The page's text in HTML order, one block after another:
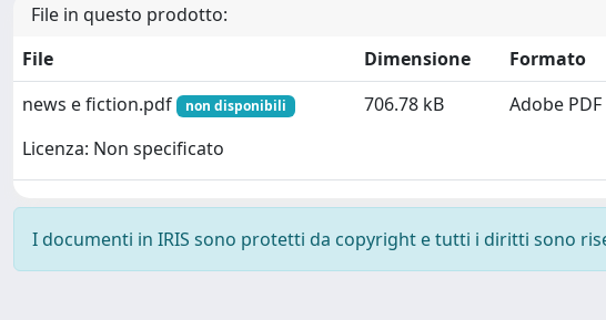
File in questo prodotto:
File
Dimensione
Formato
news e fiction.pdf
non disponibili
Licenza: Non specificato
706.78 kB Adobe PDF
I documenti in IRIS sono protetti da copyright e tutti i diritti sono